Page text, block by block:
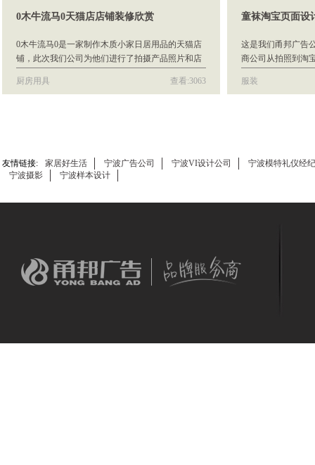
0木牛流马0天猫店店铺装修欣赏
0木牛流马0是一家制作木质小家日居用品的天猫店
铺，此次我们公司为他们进行了拍摄产品照片和店
厨房用具
查看:3063
童袜淘宝页面设
这是我们甬邦广告
商公司从拍照到淘
服装
友情链接: 家居好生活 宁波广告公司 宁波VI设计公司
宁波模特礼仪经
宁波摄影
宁波样本设计